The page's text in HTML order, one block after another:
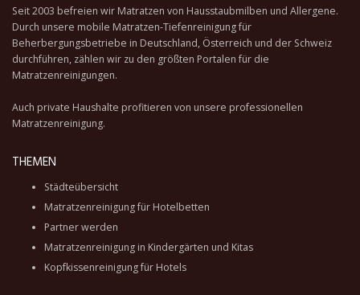
Seit 2003 befreien wir Matratzen von Hausstaubmilben und Allergene.
Durch unsere mobile Matratzen-Tiefenreinigungfür
Beherbergungsbetriebe in Deutschland, Österreich und der Schweiz
durchführen, zählen wir zu den größten Portalen für die
Matratzenreinigungen.
Auch private Haushalte profitieren von unsere professionellen
Matratzenreinigung.
THEMEN
Städteübersicht
Matratzenreinigung für Hotelbetten
Partner werden
Matratzenreinigung in Kindergärten und Kitas
Kopfkissenreinigung für Hotels